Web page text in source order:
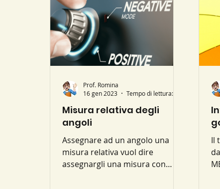
Trigonometria Applicazioni pratiche
Polinomi
Parabola Luoghi geometrici Sistemi
Misura relativa degli
angoli
Assegnare ad un angolo una
misura relativa vuol dire
assegnargli una misura con
Prof. Romina
16 gen 2023
Il